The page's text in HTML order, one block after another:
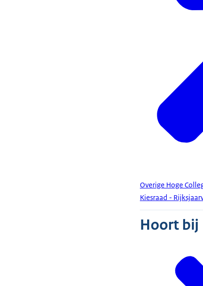
Overige Hoge
Kiesraad -
Hoort bij